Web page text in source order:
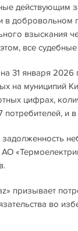
действующим
в добровольном
взыскания
все
31 января 2026
на муниципий
цифрах,
потребителей, и
призывает
во